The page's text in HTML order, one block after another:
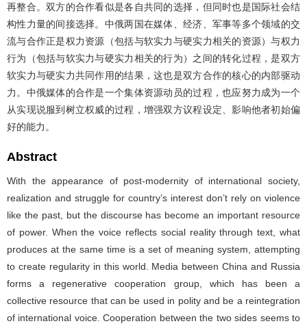
再整合。双方的合作看似是各自共同的选择，但同时也是国际社会结
构性力量的间接选择。中俄两国在媒体、经济、军事等多个领域的交
流与合作正是权力资源（包括与软实力与硬实力相关的资源）与权力
行为（包括与软实力与硬实力相关的行为）之间的转化过程，是双方
软实力与硬实力共同作用的结果，这也是双方合作的核心的内部驱动
力。中俄媒体的合作是一个集体资源动员的过程，也应努力成为一个
从实现说服到树立权威的过程，增强双方议程设定、影响他者初始偏
好的能力。
Abstract
With the appearance of post-modernity of international society,
realization and struggle for country’s interest don’t rely on violence
like the past, but the discourse has become an important resource
of power. When the voice reflects social reality through text, what
produces at the same time is a set of meaning system, attempting
to create regularity in this world. Media between China and Russia
forms a regenerative cooperation group, which has been a
collective resource that can be used in polity and be a reintegration
of international voice. Cooperation between the two sides seems to